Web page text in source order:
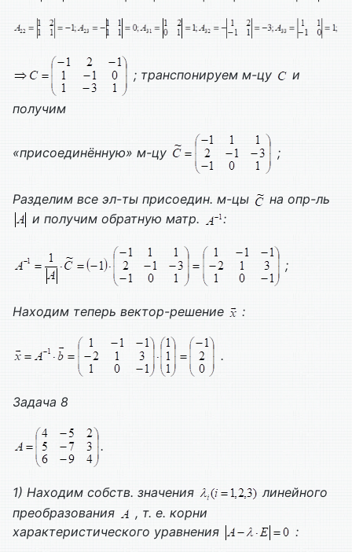
; транспонируем м-цу и
получим
«присоединённую» м-цу ;
Разделим все эл-ты присоедин. м-цы
на опр-ль
и получим обратную матр.
:
;
Находим теперь вектор-решение :
.
Задача 8
.
1) Находим собств. значения
линейного
преобразования
, т. е. корни
характеристического уравнения
: